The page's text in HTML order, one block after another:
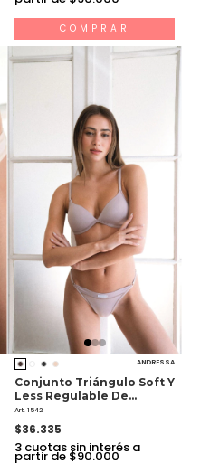
COMPRAR
ANDRESSA
Conjunto Triángulo Soft Y
Less Regulable De
Microfibra
Art. 1542
$36.335
3 cuotas sin interés a
partir de $90.000